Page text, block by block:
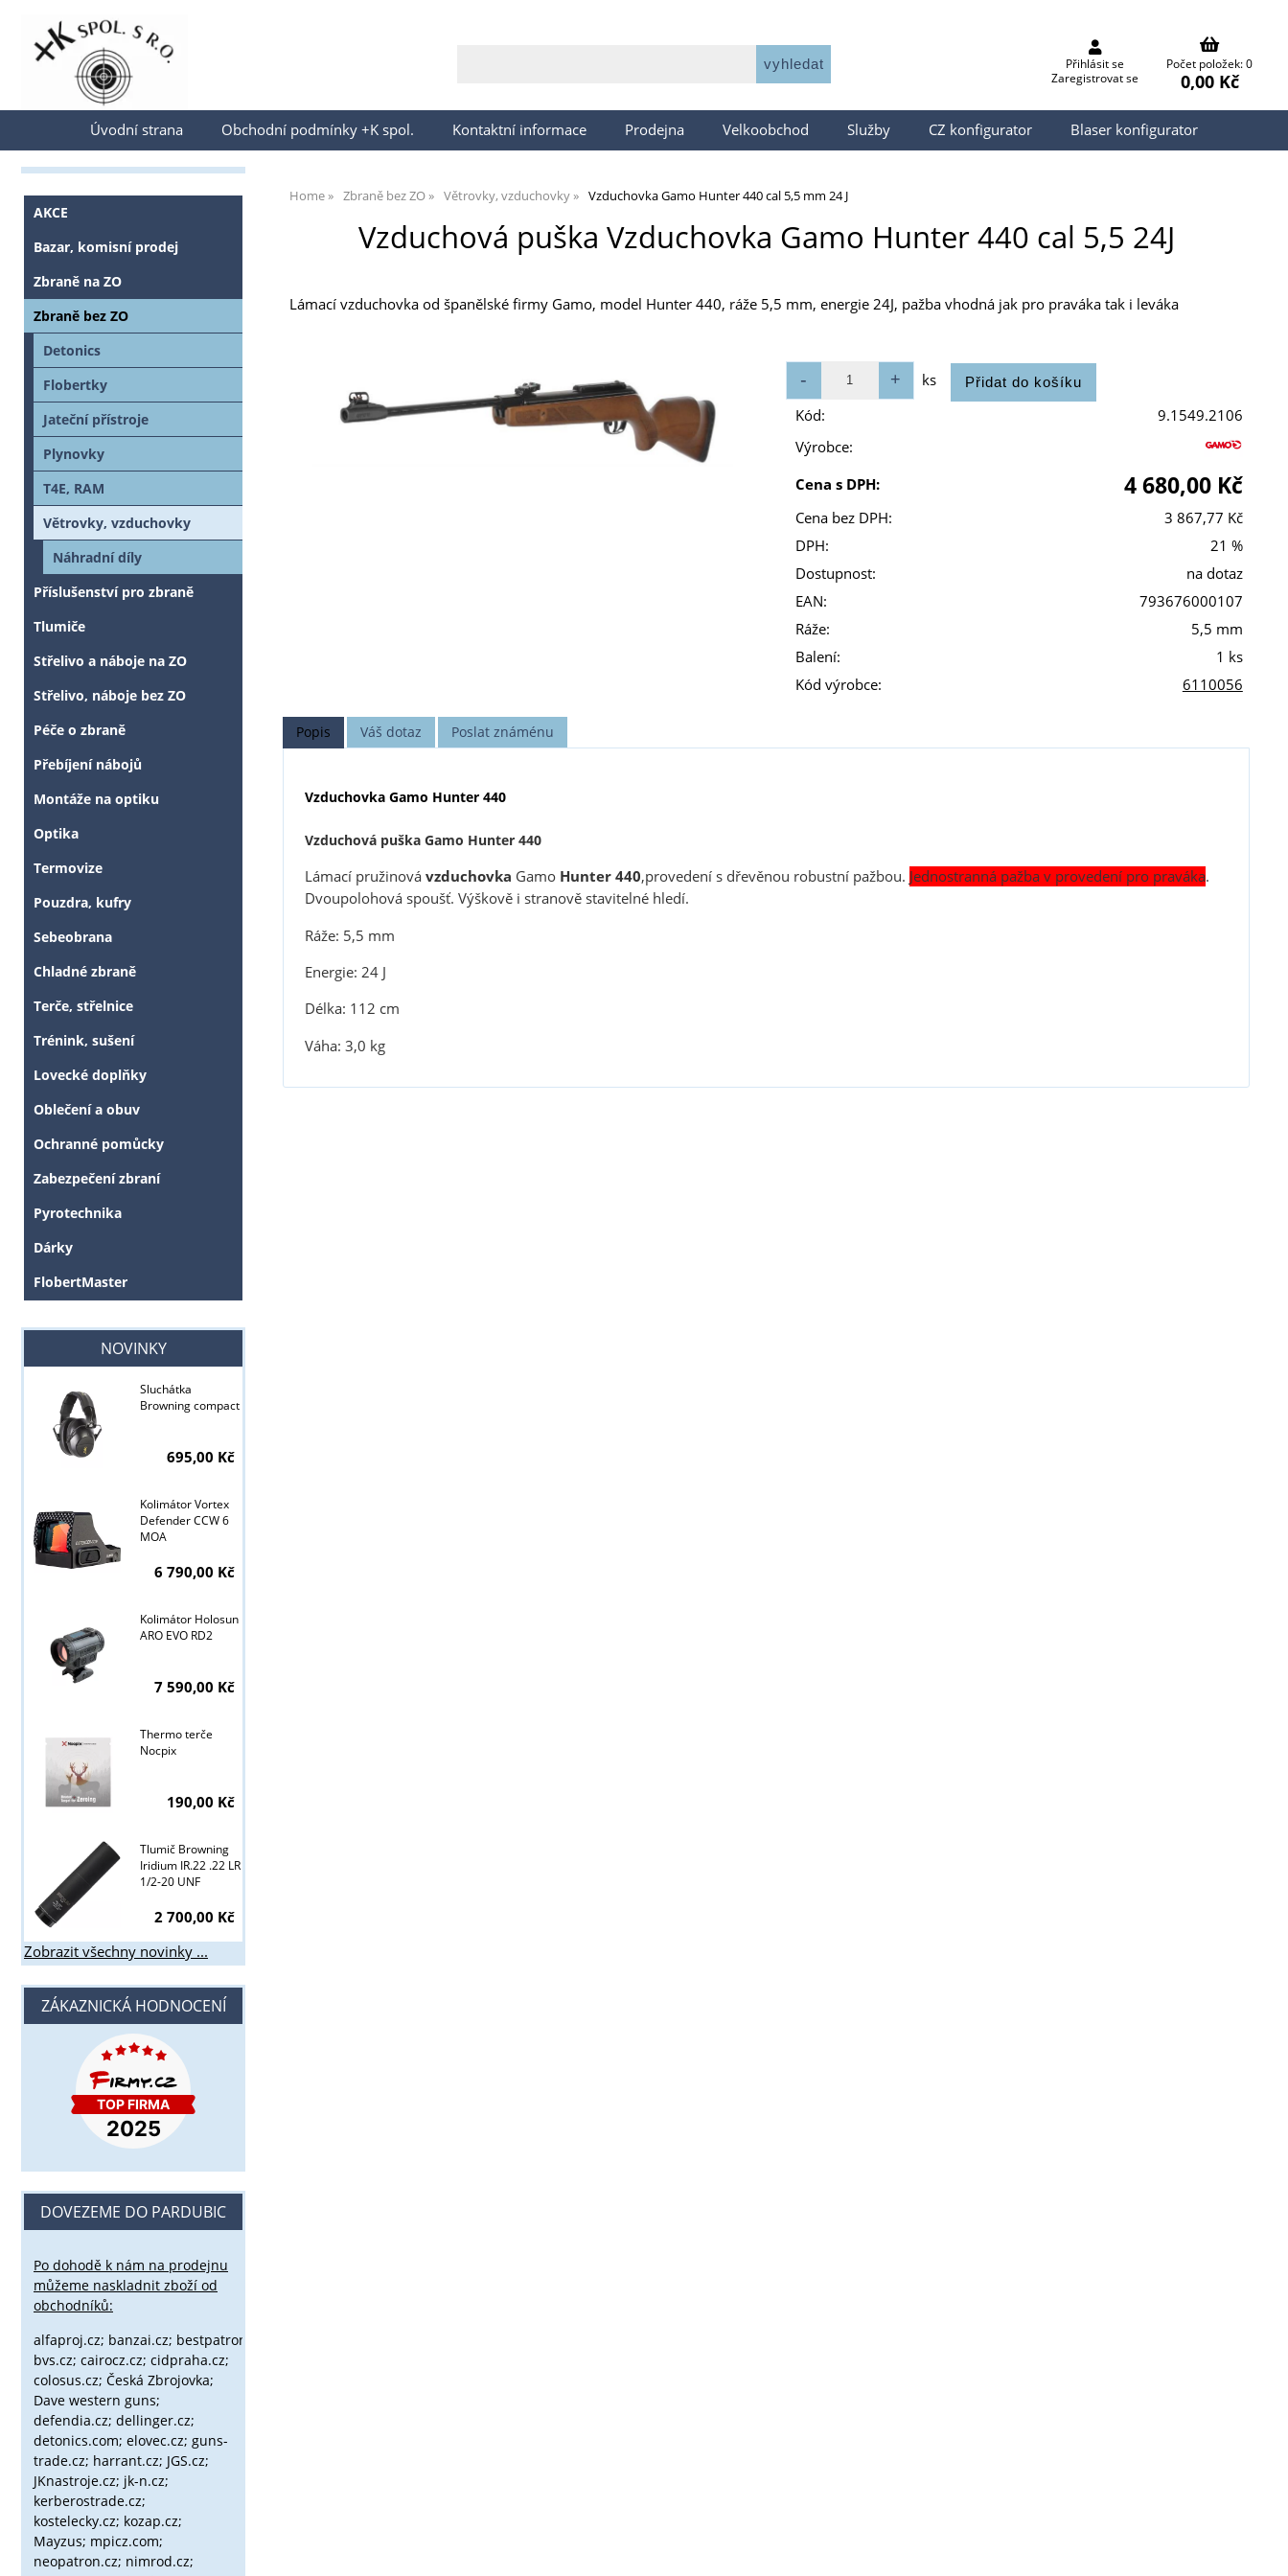
Přihlásit se
Přihlásit se
Zaregistrovat se
Počet položek: 0
0,00 Kč
Úvodní strana Obchodní podmínky +K spol. Kontaktní informace Prodejna Velkoobchod Služby CZ konfigurator Blaser konfigurator
Home Zbraně bez ZO Větrovky, vzduchovky Vzduchovka Gamo Hunter 440 cal 5,5 mm 24 J
Vzduchová puška Vzduchovka Gamo Hunter 440 cal 5,5 24J
Lámací vzduchovka od španělské firmy Gamo, model Hunter 440, ráže 5,5 mm, energie 24J, pažba vhodná jak pro praváka tak i leváka
ks
Kód:
9.1549.2106
Výrobce:
Cena s DPH:
4 680,00 Kč
Cena bez DPH:
3 867,77 Kč
DPH:
21 %
Dostupnost:
na dotaz
EAN:
793676000107
Ráže:
5,5 mm
Balení:
1 ks
Kód výrobce:
6110056
Popis Váš dotaz Poslat známénu
Vzduchovka Gamo Hunter 440
Vzduchová puška Gamo Hunter 440
Lámací pružinovávzduchovka Gamo Hunter 440,provedení s dřevěnou robustní pažbou. Jednostranná pažba v provedení pro praváka.
Dvoupolohová spoušť. Výškově i stranově stavitelné hledí.
Ráže: 5,5 mm
Energie: 24 J
Délka: 112 cm
Váha: 3,0 kg
AKCE
Bazar, komisní prodej
Zbraně na ZO
Zbraně bez ZO
Detonics
Flobertky
Jateční přístroje
Plynovky
T4E, RAM
Větrovky, vzduchovky
Náhradní díly
Příslušenství pro zbraně
Tlumiče
Střelivo a náboje na ZO
Střelivo, náboje bez ZO
Péče o zbraně
Přebíjení nábojů
Montáže na optiku
Optika
Termovize
Pouzdra, kufry
Sebeobrana
Chladné zbraně
Terče, střelnice
Trénink, sušení
Lovecké doplňky
Oblečení a obuv
Ochranné pomůcky
Zabezpečení zbraní
Pyrotechnika
Dárky
FlobertMaster
NOVINKY
Sluchátka
Browning compact
695,00 Kč
Kolimátor Vortex
Defender CCW 6
MOA
6 790,00 Kč
Kolimátor Holosun
ARO EVO RD2
7 590,00 Kč
Thermo terče
Nocpix
190,00 Kč
Tlumič Browning
Iridium IR.22 .22 LR
1/2-20 UNF
2 700,00 Kč
Zobrazit všechny novinky ...
ZÁKAZNICKÁ HODNOCENÍ
DOVEZEME DO PARDUBIC
Po dohodě k nám na prodejnu
můžeme naskladnit zboží od
obchodníků:
alfaproj.cz; banzai.cz; bestpatron.eu;
bvs.cz; cairocz.cz; cidpraha.cz;
colosus.cz; Česká Zbrojovka;
Dave western guns;
defendia.cz; dellinger.cz;
detonics.com; elovec.cz; guns-
trade.cz; harrant.cz; JGS.cz;
JKnastroje.cz; jk-n.cz;
kerberostrade.cz;
kostelecky.cz; kozap.cz;
Mayzus; mpicz.com;
neopatron.cz; nimrod.cz;